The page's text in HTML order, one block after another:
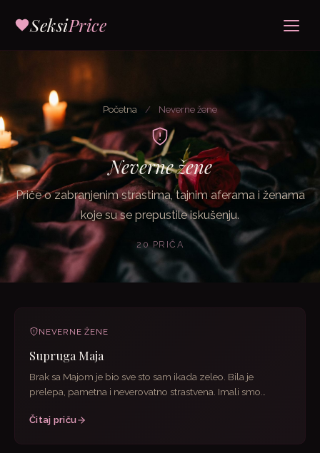
SeksiPrice
Početna / Neverne žene
Neverne žene
Priče o zabranjenim strastima, tajnim aferama i ženama
koje su se prepustile iskušenju.
20 PRIČA
NEVERNE ŽENE
Supruga Maja
Brak sa Majom je bio sve sto sam ikada zeleo. Bila je
prelepa, pametna i neverovatno strastvena. Imali smo
Čitaj priču